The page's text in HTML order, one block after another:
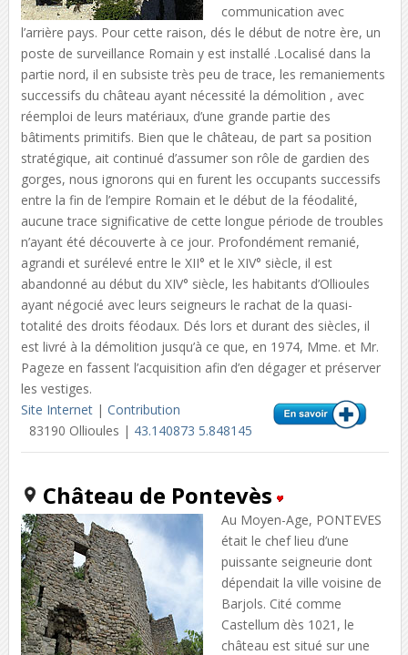
communication avec
l’arrière pays. Pour cette raison, dés le début de notre ère, un
poste de surveillance Romain y est installé .Localisé dans la
partie nord, il en subsiste très peu de trace, les remaniements
successifs du château ayant nécessité la démolition , avec
réemploi de leurs matériaux, d’une grande partie des
bâtiments primitifs. Bien que le château, de part sa position
stratégique, ait continué d’assumer son rôle de gardien des
gorges, nous ignorons qui en furent les occupants successifs
entre la fin de l’empire Romain et le début de la féodalité,
aucune trace significative de cette longue période de troubles
n’ayant été découverte à ce jour. Profondément remanié,
agrandi et surélevé entre le XII° et le XIV° siècle, il est
abandonné au début du XIV° siècle, les habitants d’Ollioules
ayant négocié avec leurs seigneurs le rachat de la quasi-
totalité des droits féodaux. Dés lors et durant des siècles, il
est livré à la démolition jusqu’à ce que, en 1974, Mme. et Mr.
Pageze en fassent l’acquisition afin d’en dégager et préserver
les vestiges.
Site Internet| Contribution
83190 Ollioules | 43.140873 5.848145
Château de Pontevès
Au Moyen-Age, PONTEVES
était le chef lieu d’une
puissante seigneurie dont
dépendait la ville voisine de
Barjols. Cité comme
Castellum dès 1021, le
château est situé sur une